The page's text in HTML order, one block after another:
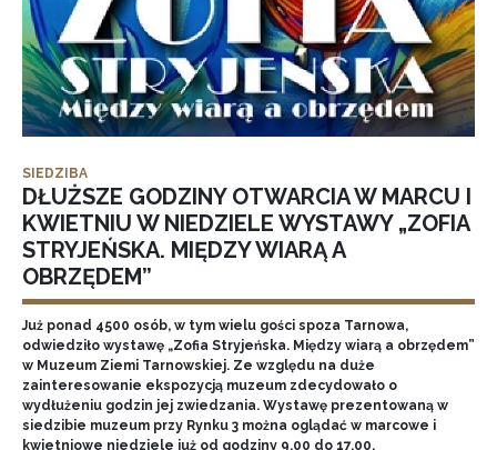
SIEDZIBA
DŁUŻSZE GODZINY OTWARCIA W MARCU I
KWIETNIU W NIEDZIELE WYSTAWY „ZOFIA
STRYJEŃSKA. MIĘDZY WIARĄ A
OBRZĘDEM”
Już ponad 4500 osób, w tym wielu gości spoza Tarnowa,
odwiedziło wystawę „Zofia Stryjeńska. Między wiarą a obrzędem”
w Muzeum Ziemi Tarnowskiej. Ze względu na duże
zainteresowanie ekspozycją muzeum zdecydowało o
wydłużeniu godzin jej zwiedzania. Wystawę prezentowaną w
siedzibie muzeum przy Rynku 3 można oglądać w marcowe i
kwietniowe niedziele już od godziny 9.00 do 17.00.